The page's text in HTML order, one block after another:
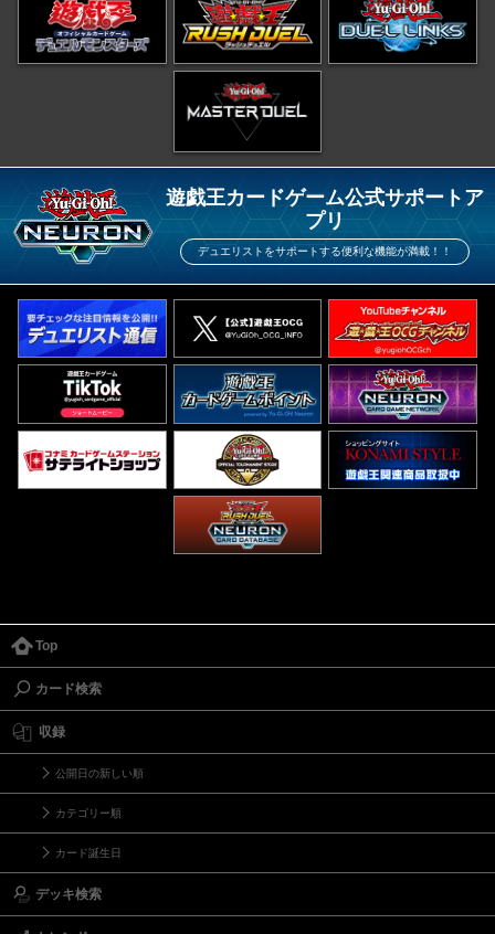
遊戯王カードゲーム公式サポートア
プリ
デュエリストをサポートする便利な機能が満載！！
Top
カード検索
収録
公開日の新しい順
カテゴリー順
カード誕生日
デッキ検索